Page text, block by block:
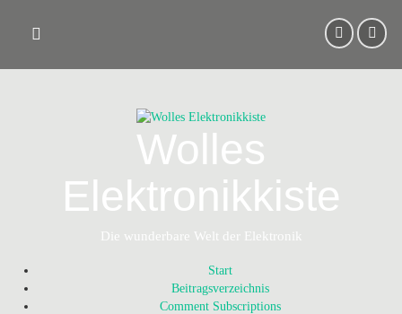
content
Wolles
Elektronikkiste
Die wunderbare Welt der Elektronik
Start
Beitragsverzeichnis
Comment Subscriptions